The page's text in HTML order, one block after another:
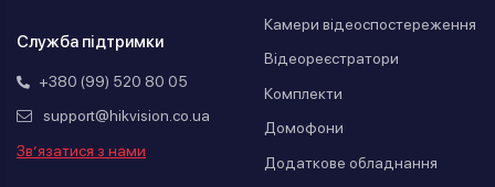
Служба підтримки
+380 (99) 520 80 05
support@hikvision.co.ua
Зв’язатися з нами
Камери відеоспостереження
Відеореєстратори
Комплекти
Домофони
Додаткове обладнання